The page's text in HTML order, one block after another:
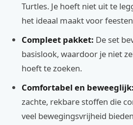
Turtles. Je hoeft niet uit te
het ideaal maakt voor
Compleet pakket: De set
basislook, waardoor je niet
hoeft te zoeken.
Comfortabel en beweeglijk:
zachte, rekbare stoffen die
veel bewegingsvrijheid